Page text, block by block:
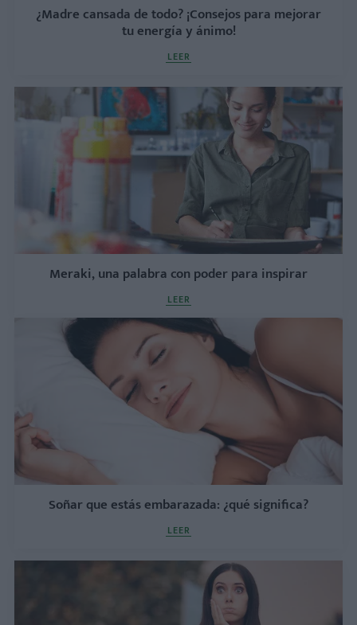
¿Madre cansada de todo? ¡Consejos para mejorar
tu energía y ánimo!
LEER
Meraki, una palabra con poder para inspirar
LEER
Soñar que estás embarazada: ¿qué significa?
LEER